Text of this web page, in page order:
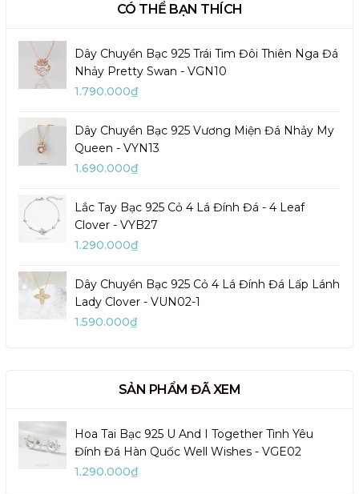
CÓ THỂ BẠN THÍCH
Dây Chuyền Bạc 925 Trái Tim Đôi Thiên Nga Đá
Nhảy Pretty Swan - VGN10
1.790.000₫
Dây Chuyền Bạc 925 Vương Miện Đá Nhảy My
Queen - VYN13
1.690.000₫
Lắc Tay Bạc 925 Cỏ 4 Lá Đính Đá - 4 Leaf
Clover - VYB27
1.290.000₫
Dây Chuyền Bạc 925 Cỏ 4 Lá Đính Đá Lấp Lánh
Lady Clover - VUN02-1
1.590.000₫
SẢN PHẨM ĐÃ XEM
Hoa Tai Bạc 925 U And I Together Tình Yêu
Đính Đá Hàn Quốc Well Wishes - VGE02
1.290.000₫